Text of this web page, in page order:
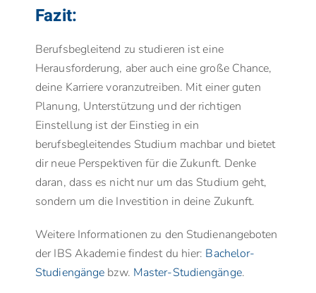
Fazit:
Berufsbegleitend zu studieren ist eine
Herausforderung, aber auch eine große Chance,
deine Karriere voranzutreiben. Mit einer guten
Planung, Unterstützung und der richtigen
Einstellung ist der Einstieg in ein
berufsbegleitendes Studium machbar und bietet
dir neue Perspektiven für die Zukunft. Denke
daran, dass es nicht nur um das Studium geht,
sondern um die Investition in deine Zukunft.
Weitere Informationen zu den Studienangeboten
der IBS Akademie findest du hier: Bachelor-
Studiengänge bzw. Master-Studiengänge.